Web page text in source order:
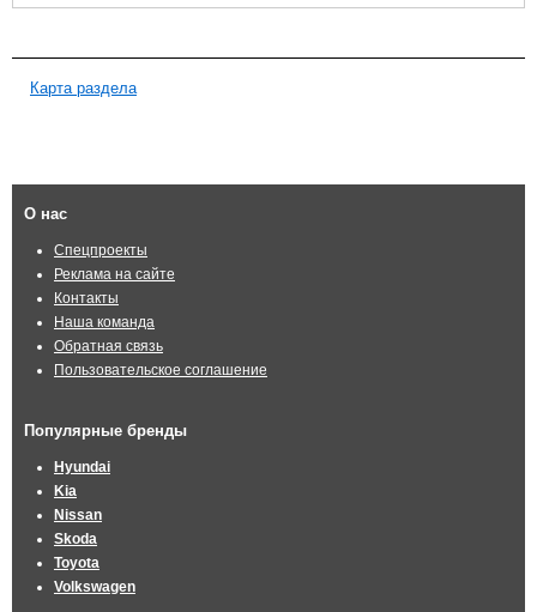
Карта раздела
О нас
Спецпроекты
Реклама на сайте
Контакты
Наша команда
Обратная связь
Пользовательское соглашение
Популярные бренды
Hyundai
Kia
Nissan
Skoda
Toyota
Volkswagen